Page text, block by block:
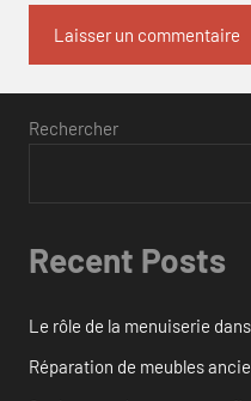
Rechercher
Recent Posts
Le rôle de la menuiserie
Réparation de meubles